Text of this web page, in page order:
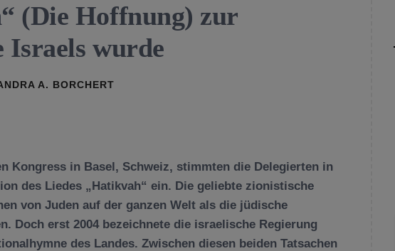
(Die Hoffnung) zur
Israels wurde
A. BORCHERT
Kongress in Basel, Schweiz, stimmten die Delegierten in
des Liedes „Hatikvah“ ein. Die geliebte zionistische
von Juden auf der ganzen Welt als die jüdische
Doch erst 2004 bezeichnete die israelische Regierung
des Landes. Zwischen diesen beiden Tatsachen